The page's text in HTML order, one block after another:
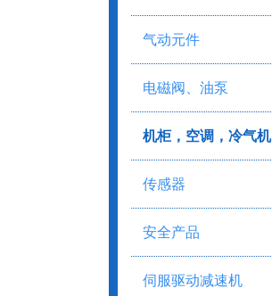
气动元件
电磁阀、油泵
机柜，空调，冷气机
传感器
安全产品
伺服驱动减速机